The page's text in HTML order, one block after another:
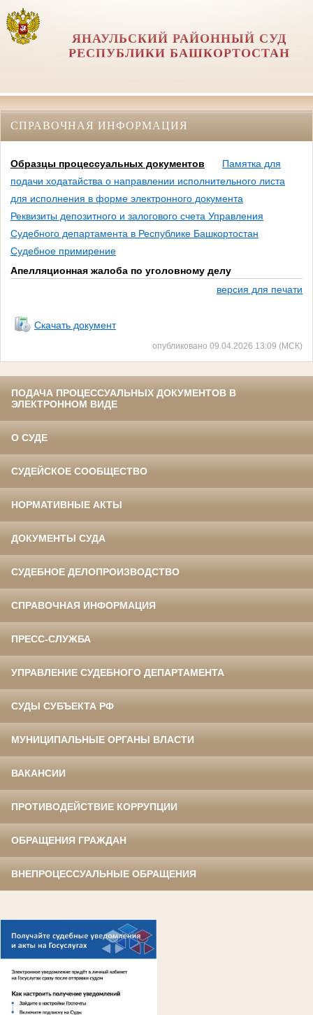
ЯНАУЛЬСКИЙ РАЙОННЫЙ СУД
РЕСПУБЛИКИ БАШКОРТОСТАН
СПРАВОЧНАЯ ИНФОРМАЦИЯ
Образцы процессуальных документов
Памятка для
подачи ходатайства о направлении исполнительного листа
для исполнения в форме электронного документа
Реквизиты депозитного и залогового счета Управления
Судебного департамента в Республике Башкортостан
Судебное примирение
Апелляционная жалоба по уголовному делу
версия для печати
Скачать документ
опубликовано 09.04.2026 13:09 (МСК)
ПОДАЧА ПРОЦЕССУАЛЬНЫХ ДОКУМЕНТОВ В
ЭЛЕКТРОННОМ ВИДЕ
О СУДЕ
СУДЕЙСКОЕ СООБЩЕСТВО
НОРМАТИВНЫЕ АКТЫ
ДОКУМЕНТЫ СУДА
СУДЕБНОЕ ДЕЛОПРОИЗВОДСТВО
СПРАВОЧНАЯ ИНФОРМАЦИЯ
ПРЕСС-СЛУЖБА
УПРАВЛЕНИЕ СУДЕБНОГО ДЕПАРТАМЕНТА
СУДЫ СУБЪЕКТА РФ
МУНИЦИПАЛЬНЫЕ ОРГАНЫ ВЛАСТИ
ВАКАНСИИ
ПРОТИВОДЕЙСТВИЕ КОРРУПЦИИ
ОБРАЩЕНИЯ ГРАЖДАН
ВНЕПРОЦЕССУАЛЬНЫЕ ОБРАЩЕНИЯ